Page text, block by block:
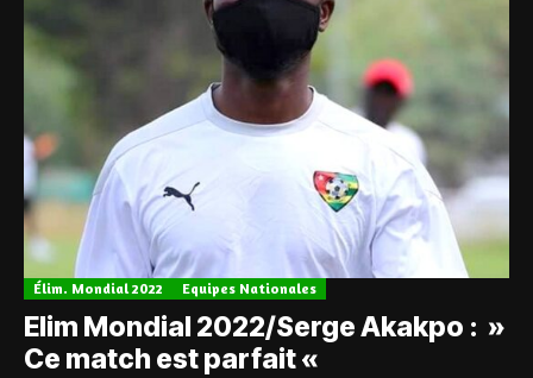
Élim. Mondial 2022 Equipes Nationales
Elim Mondial 2022/Serge Akakpo : »
Ce match est parfait «